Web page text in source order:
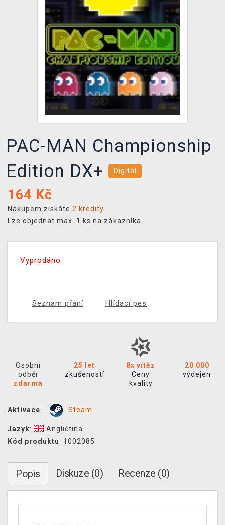
DOPRAVA
XZONE KLUB
TCG & BOARDGAME HUB
VÝKUP HER (BAZAR)
PAC-MAN Championship
Edition DX+
Digital
164 Kč
Nákupem získáte 2 kredity
Lze objednat max. 1 ks na zákazníka.
Vyprodáno
Seznam přání Hlídací pes
Osobní
odběr
zdarma
25 let
zkušeností
8x vítěz
Ceny
kvality
20 000
výdejen
Aktivace: Steam
Jazyk:
Angličtina
Kód produktu: 1002085
Popis Diskuze (0) Recenze (0)